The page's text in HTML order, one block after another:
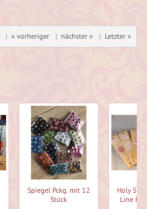
| « vorheriger | nächster » | Letzter »
Spiegel Pckg. mit 12
Stück
Holy
Line